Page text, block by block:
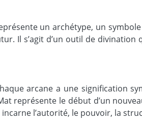
un archétype, un
Il s’agit d’un outil de divination
arcane a une signification
représente le début d’un
l’autorité, le pouvoir, la